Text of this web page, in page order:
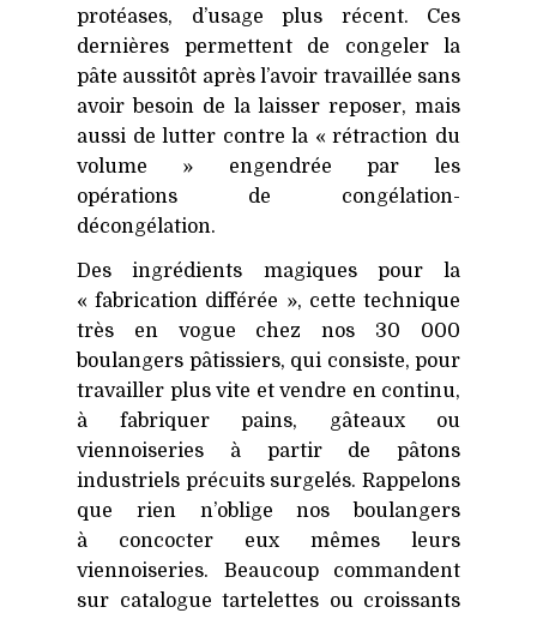
protéases, d’usage plus récent. Ces
dernières permettent de congeler la
pâte aussitôt après l’avoir travaillée sans
avoir besoin de la laisser reposer, mais
aussi de lutter contre la « rétraction du
volume » engendrée par les
opérations de congélation-
décongélation.
Des ingrédients magiques pour la
« fabrication différée », cette technique
très en vogue chez nos 30 000
boulangers pâtissiers, qui consiste, pour
travailler plus vite et vendre en continu,
à fabriquer pains, gâteaux ou
viennoiseries à partir de pâtons
industriels précuits surgelés. Rappelons
que rien n’oblige nos boulangers
à concocter eux mêmes leurs
viennoiseries. Beaucoup commandent
sur catalogue tartelettes ou croissants